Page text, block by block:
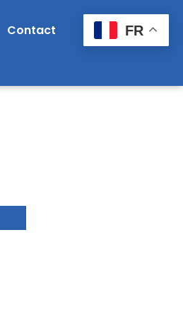
Contact FR